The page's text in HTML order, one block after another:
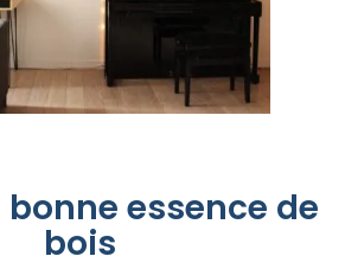
essence de
bois